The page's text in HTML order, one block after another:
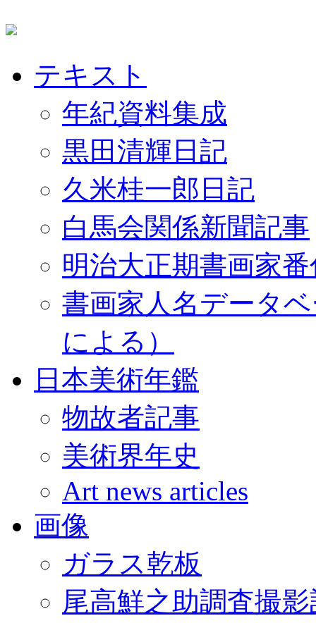
テキスト
年紀資料集成
黒田清輝日記
久米桂一郎日記
白馬会関係新聞記事
明治大正期書画家
書画家人名データ
による）
日本美術年鑑
物故者記事
美術界年史
Art news articles
画像
ガラス乾板
尾高鮮之助調査撮